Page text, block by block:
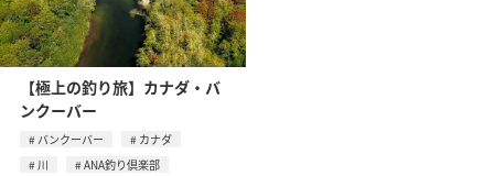
【極上の釣り旅】カナダ・バ
ンクーバー
バンクーバー
カナダ
川
ANA釣り倶楽部